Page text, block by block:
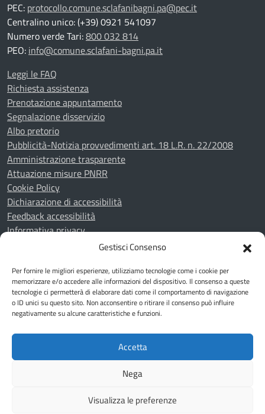
Gestisci Consenso
Per fornire le migliori esperienze, utilizziamo tecnologie come i cookie per
memorizzare e/o accedere alle informazioni del dispositivo. Il consenso a queste
tecnologie ci permetterà di elaborare dati come il comportamento di navigazione
o ID unici su questo sito. Non acconsentire o ritirare il consenso può influire
negativamente su alcune caratteristiche e funzioni.
Accetta
Nega
Visualizza le preferenze
PEC: protocollo.comune.sclafanibagni.pa@pec.it
Centralino unico: (+39) 0921 541097
Numero verde Tari:800 032 814
PEO: info@comune.sclafani-bagni.pa.it
Leggi le FAQ
Richiesta assistenza
Prenotazione appuntamento
Segnalazione disservizio
Albo pretorio
Pubblicità-Notizia provvedimenti art. 18 L.R. n. 22/2008
Amministrazione trasparente
Attuazione misure PNRR
Cookie Policy
Dichiarazione di accessibilità
Feedback accessibilità
Informativa privacy
Whistleblowing
SEGUICI SU